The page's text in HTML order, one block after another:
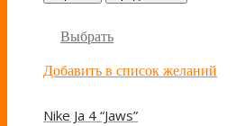
Выбрать
Добавить в список желаний
Nike Ja 4 “Jaws”